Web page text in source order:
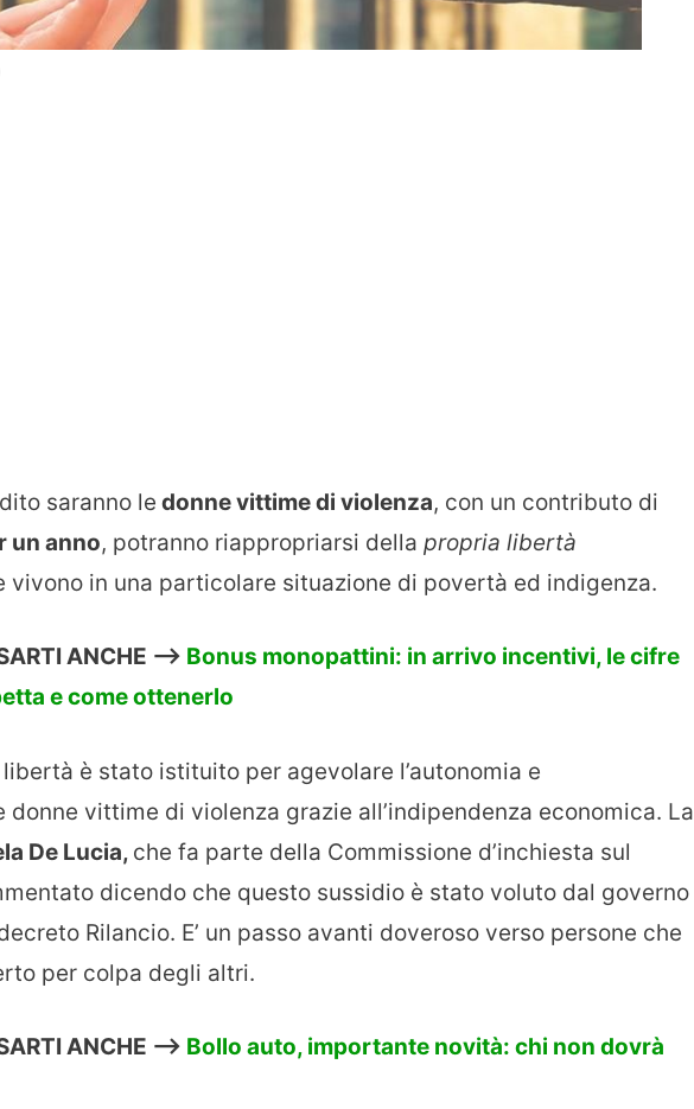
saranno le donne vittime di violenza, con un contributo di
un anno, potranno riappropriarsi della propria libertà
vivono in una particolare situazione di povertà ed indigenza.
ANCHE —> Bonus monopattini: in arrivo incentivi, le cifre
e come ottenerlo
è stato istituito per agevolare l’autonomia e
donne vittime di violenza grazie all’indipendenza economica. La
De Lucia, che fa parte della Commissione d’inchiesta sul
dicendo che questo sussidio è stato voluto dal governo
Rilancio. E’ un passo avanti doveroso verso persone che
per colpa degli altri.
ANCHE —-> Bollo auto, importante novità: chi non dovrà